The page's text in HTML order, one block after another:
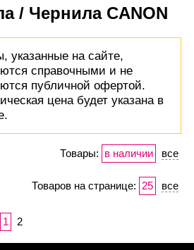
/ Чернила CANON
указанные на сайте,
справочными и не
публичной офертой.
цена будет указана в
Товары: в наличии все
Товаров на странице: 25 все
1 2